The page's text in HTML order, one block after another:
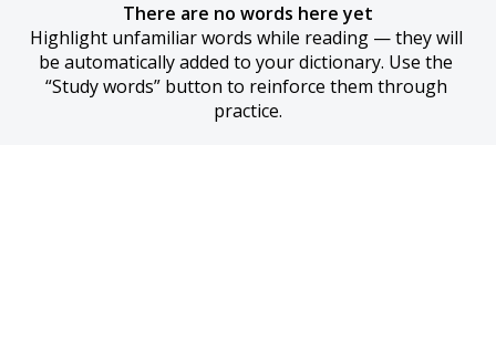
There are no words here yet
Highlight unfamiliar words while reading — they will
be automatically added to your dictionary. Use the
“Study words” button to reinforce them through
practice.